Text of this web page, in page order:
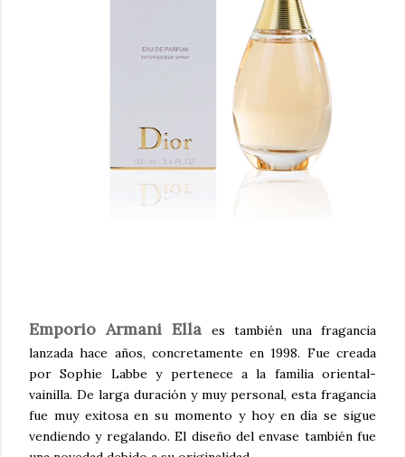
Emporio Armani Ella es también una fragancia
lanzada hace años, concretamente en 1998. Fue creada
por Sophie Labbe y pertenece a la familia oriental-
vainilla. De larga duración y muy personal, esta fragancia
fue muy exitosa en su momento y hoy en día se sigue
vendiendo y regalando. El diseño del envase también fue